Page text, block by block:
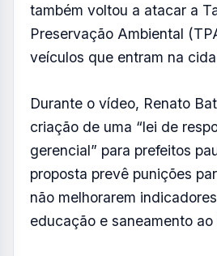
também voltou a atacar a
Preservação Ambiental
veículos que entram na
Durante o vídeo, Renato
criação de uma “lei de
gerencial” para prefeitos
proposta prevê punições
não melhorarem
educação e saneamento